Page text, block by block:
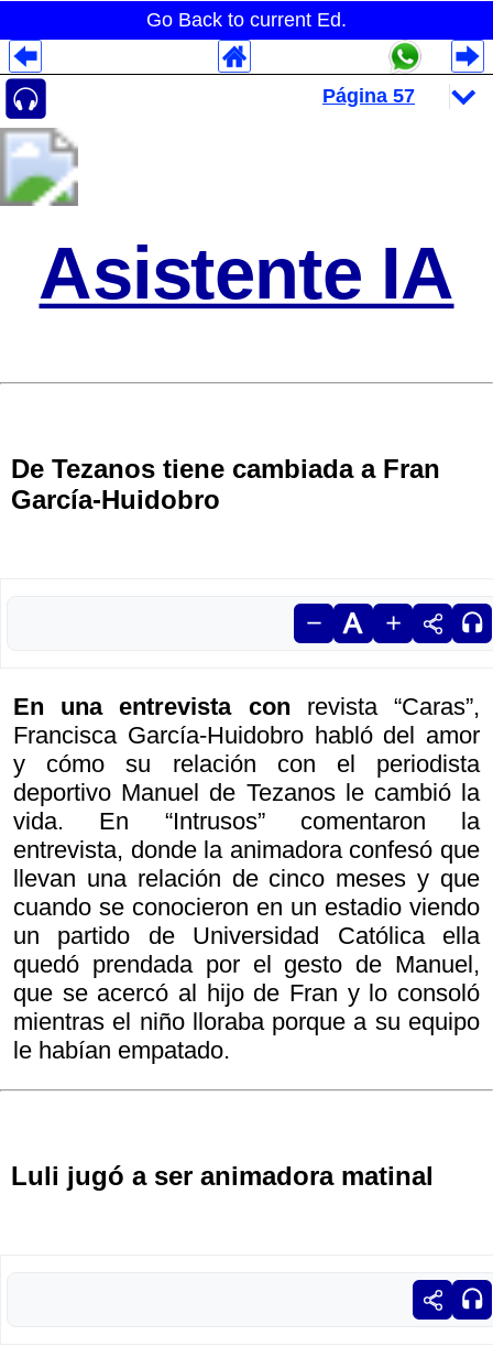
Go Back to current Ed.
Asistente IA
De Tezanos tiene cambiada a Fran
García-Huidobro
En una entrevista con revista “Caras”,
Francisca García-Huidobro habló del amor
y cómo su relación con el periodista
deportivo Manuel de Tezanos le cambió la
vida. En “Intrusos” comentaron la
entrevista, donde la animadora confesó que
llevan una relación de cinco meses y que
cuando se conocieron en un estadio viendo
un partido de Universidad Católica ella
quedó prendada por el gesto de Manuel,
que se acercó al hijo de Fran y lo consoló
mientras el niño lloraba porque a su equipo
le habían empatado.
Luli jugó a ser animadora matinal
Despliegues Analytics
Despliegues Totales
Despliegues por Rubros